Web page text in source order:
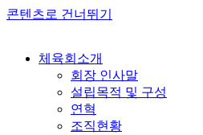
콘텐츠로 건너뛰기
체육회소개
회장 인사말
설립목적 및 구성
연혁
조직현황